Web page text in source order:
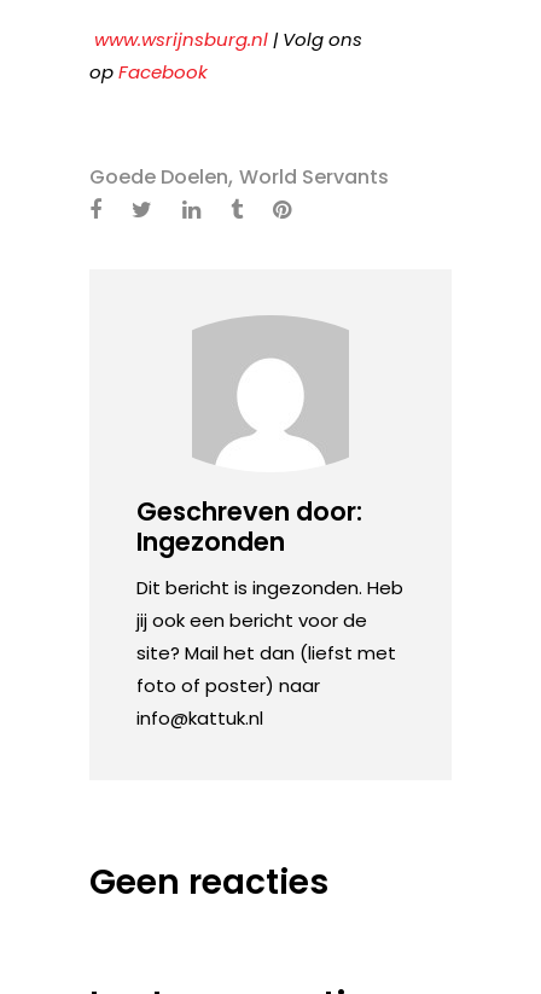
www.wsrijnsburg.nl| Volg ons
opFacebook
Goede Doelen, World Servants
Geschreven door:
Ingezonden
Dit bericht is ingezonden. Heb
jij ook een bericht voor de
site? Mail het dan (liefst met
foto of poster) naar
info@kattuk.nl
Geen reacties